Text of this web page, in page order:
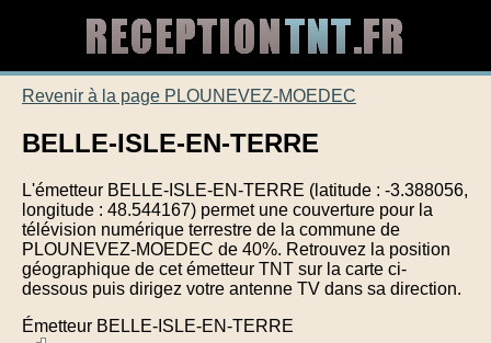
Revenir à la page PLOUNEVEZ-MOEDEC
BELLE-ISLE-EN-TERRE
L'émetteur BELLE-ISLE-EN-TERRE (latitude : -3.388056,
longitude : 48.544167) permet une couverture pour la
télévision numérique terrestre de la commune de
PLOUNEVEZ-MOEDEC de 40%. Retrouvez la position
géographique de cet émetteur TNT sur la carte ci-
dessous puis dirigez votre antenne TV dans sa direction.
Émetteur BELLE-ISLE-EN-TERRE